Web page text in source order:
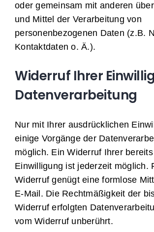
oder gemeinsam mit anderen
und Mittel der Verarbeitung von
personenbezogenen Daten (z.B.
Kontaktdaten o. Ä.).
Widerruf Ihrer
Datenverarbeitung
Nur mit Ihrer ausdrücklichen
einige Vorgänge der
möglich. Ein Widerruf Ihrer
Einwilligung ist jederzeit möglich.
Widerruf genügt eine formlose
E-Mail. Die Rechtmäßigkeit der
Widerruf erfolgten
vom Widerruf unberührt.